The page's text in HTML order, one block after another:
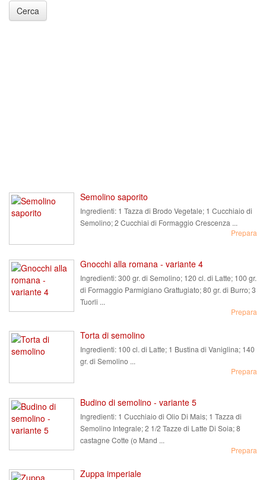
Cerca
Semolino saporito
Ingredienti: 1 Tazza di Brodo Vegetale; 1 Cucchiaio di
Semolino; 2 Cucchiai di Formaggio Crescenza ...
Prepara
Gnocchi alla romana - variante 4
Ingredienti:300 gr. di Semolino; 120 cl. di Latte; 100 gr.
di Formaggio Parmigiano Grattugiato; 80 gr. di Burro; 3
Tuorli ...
Prepara
Torta di semolino
Ingredienti: 100 cl. di Latte; 1 Bustina di Vaniglina; 140
gr. di Semolino ...
Prepara
Budino di semolino - variante 5
Ingredienti: 1 Cucchiaio di Olio Di Mais; 1 Tazza di
Semolino Integrale; 2 1/2 Tazze di Latte Di Soia; 8
castagne Cotte (o Mand ...
Prepara
Zuppa imperiale